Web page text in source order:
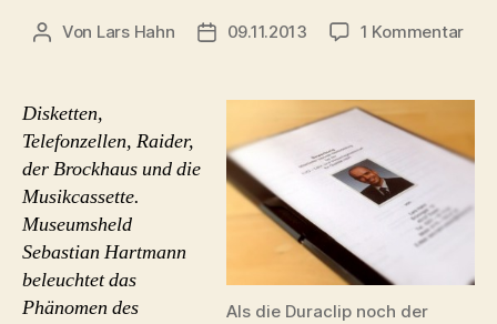
Beitragsautor
Von Lars Hahn Beitragsdatum
09.11.2013 1 Kommentarzu
für
Als die Duraclip noch der
Disketten,
Telefonzellen, Raider,
der Brockhaus und die
Musikcassette.
Museumsheld
Sebastian Hartmann
beleuchtet das
Phänomen des